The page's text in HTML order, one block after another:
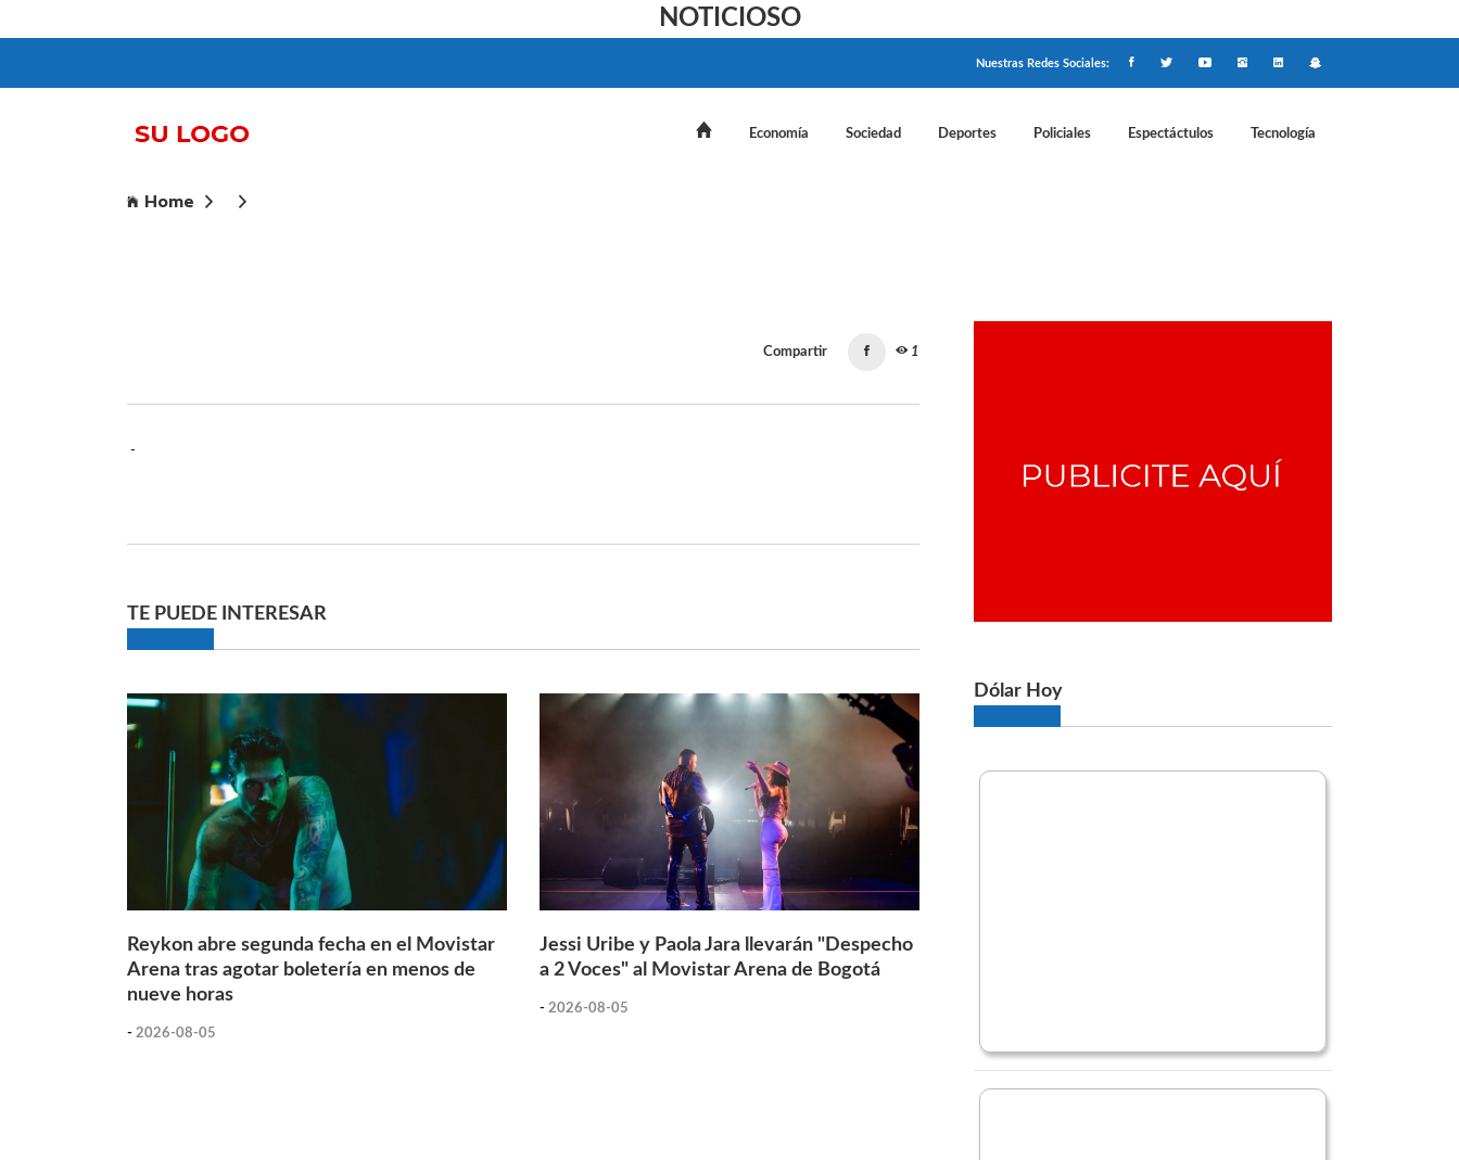
NOTICIOSO
Nuestras Redes Sociales:
Economía Sociedad Deportes Policiales Espectáctulos Tecnología
Home
Compartir 1
-
TE PUEDE INTERESAR
Reykon abre segunda fecha en el Movistar
Arena tras agotar boletería en menos de
nueve horas
- 2026-08-05
Jessi Uribe y Paola Jara llevarán "Despecho
a 2 Voces" al Movistar Arena de Bogotá
- 2026-08-05
Dólar Hoy